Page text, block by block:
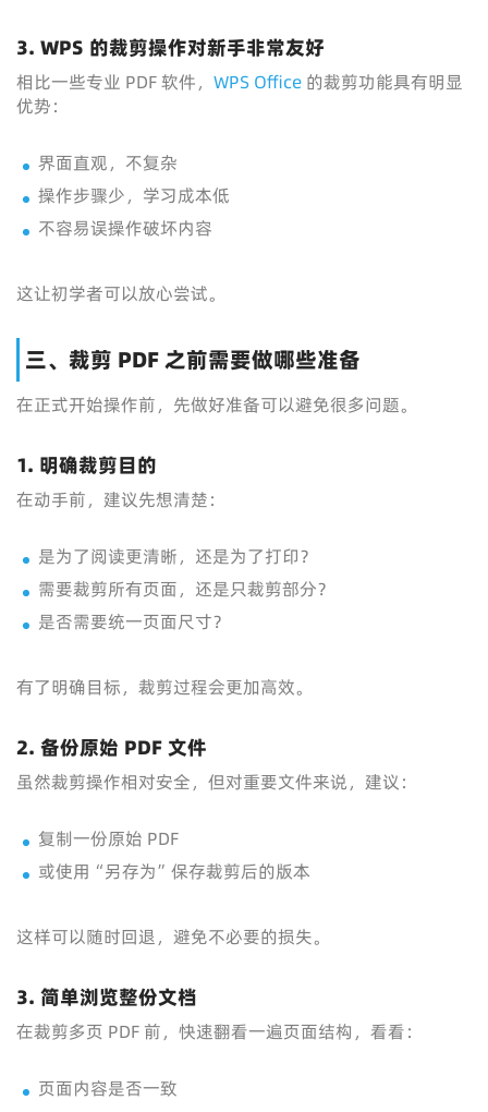
3. WPS 的裁剪操作对新手非常友好
相比一些专业 PDF 软件， WPS Office 的裁剪功能具有明显
优势：
界面直观，不复杂
操作步骤少，学习成本低
不容易误操作破坏内容
这让初学者可以放心尝试。
三、裁剪 PDF 之前需要做哪些准备
在正式开始操作前，先做好准备可以避免很多问题。
1. 明确裁剪目的
在动手前，建议先想清楚：
是为了阅读更清晰，还是为了打印？
需要裁剪所有页面，还是只裁剪部分？
是否需要统一页面尺寸？
有了明确目标，裁剪过程会更加高效。
2. 备份原始 PDF 文件
虽然裁剪操作相对安全，但对重要文件来说，建议：
复制一份原始 PDF
或使用“另存为”保存裁剪后的版本
这样可以随时回退，避免不必要的损失。
3. 简单浏览整份文档
在裁剪多页 PDF 前，快速翻看一遍页面结构，看看：
页面内容是否一致